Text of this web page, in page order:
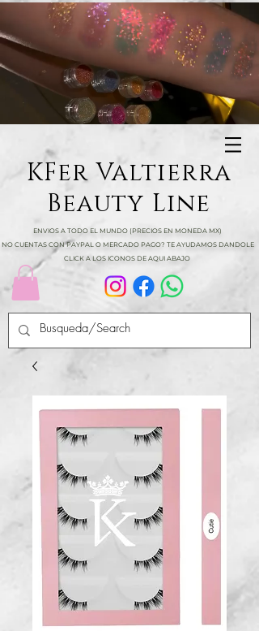
KFer Valtierra
Beauty Line
ENVIOS A TODO EL MUNDO (PRECIOS EN MONEDA MX)
NO CUENTAS CON PAYPAL O MERCADO PAGO? TE AYUDAMOS DANDOLE
CLICK A LOS ICONOS DE AQUI ABAJO